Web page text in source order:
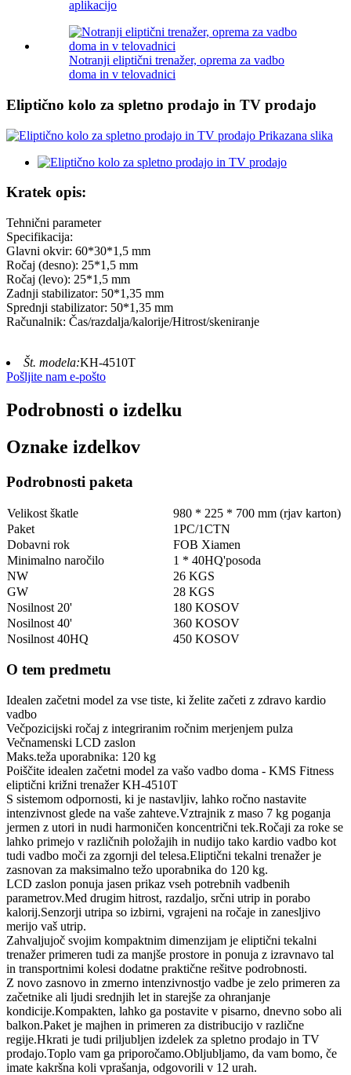
aplikacijo
Notranji eliptični trenažer, oprema za vadbo
doma in v telovadnici
Eliptično kolo za spletno prodajo in TV prodajo
Kratek opis:
Tehnični parameter
Specifikacija:
Glavni okvir: 60*30*1,5 mm
Ročaj (desno): 25*1,5 mm
Ročaj (levo): 25*1,5 mm
Zadnji stabilizator: 50*1,35 mm
Sprednji stabilizator: 50*1,35 mm
Računalnik: Čas/razdalja/kalorije/Hitrost/skeniranje
Št. modela:KH-4510T
Pošljite nam e-pošto
Podrobnosti o izdelku
Oznake izdelkov
Podrobnosti paketa
Velikost škatle
980 * 225 * 700 mm (rjav karton)
Paket
1PC/1CTN
Dobavni rok
FOB Xiamen
Minimalno naročilo
1 * 40HQ'posoda
NW
26 KGS
GW
28 KGS
Nosilnost 20'
180 KOSOV
Nosilnost 40'
360 KOSOV
Nosilnost 40HQ
450 KOSOV
O tem predmetu
Idealen začetni model za vse tiste, ki želite začeti z zdravo kardio
vadbo
Večpozicijski ročaj z integriranim ročnim merjenjem pulza
Večnamenski LCD zaslon
Maks.teža uporabnika: 120 kg
Poiščite idealen začetni model za vašo vadbo doma - KMS Fitness
eliptični križni trenažer KH-4510T
S sistemom odpornosti, ki je nastavljiv, lahko ročno nastavite
intenzivnost glede na vaše zahteve.Vztrajnik z maso 7 kg poganja
jermen z utori in nudi harmoničen koncentrični tek.Ročaji za roke se
lahko primejo v različnih položajih in nudijo tako kardio vadbo kot
tudi vadbo moči za zgornji del telesa.Eliptični tekalni trenažer je
zasnovan za maksimalno težo uporabnika do 120 kg.
LCD zaslon ponuja jasen prikaz vseh potrebnih vadbenih
parametrov.Med drugim hitrost, razdaljo, srčni utrip in porabo
kalorij.Senzorji utripa so izbirni, vgrajeni na ročaje in zanesljivo
merijo vaš utrip.
Zahvaljujoč svojim kompaktnim dimenzijam je eliptični tekalni
trenažer primeren tudi za manjše prostore in ponuja z izravnavo tal
in transportnimi kolesi dodatne praktične rešitve podrobnosti.
Z novo zasnovo in zmerno intenzivnostjo vadbe je zelo primeren za
začetnike ali ljudi srednjih let in starejše za ohranjanje
kondicije.Kompakten, lahko ga postavite v pisarno, dnevno sobo ali
balkon.Paket je majhen in primeren za distribucijo v različne
regije.Hkrati je tudi priljubljen izdelek za spletno prodajo in TV
prodajo.Toplo vam ga priporočamo.Obljubljamo, da vam bomo, če
imate kakršna koli vprašanja, odgovorili v 12 urah.